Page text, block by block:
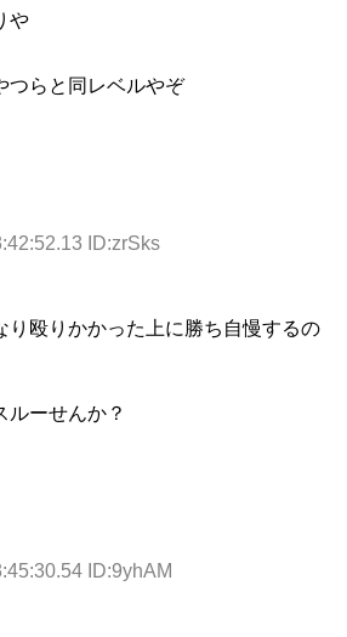
や
つらと同レベルやぞ
ID:zrSks
り殴りかかった上に勝ち自慢するの
ルーせんか？
ID:9yhAM